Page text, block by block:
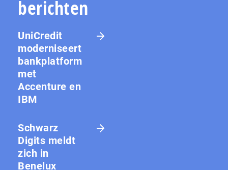
berichten
UniCredit
moderniseert
bankplatform
met
Accenture en
IBM
Schwarz
Digits meldt
zich in
Benelux